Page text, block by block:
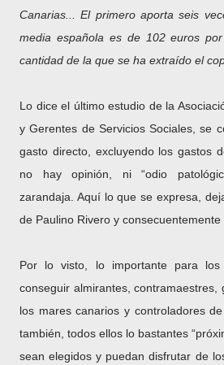
Canarias... El primero aporta seis
media española es de 102 euros
cantidad de la que se ha extraído el
Lo dice el último estudio de la
y Gerentes de Servicios Sociales, se
gasto directo, excluyendo los gastos
no hay opinión, ni “odio
zarandaja. Aquí lo que se expresa,
de Paulino Rivero y consecuentemente
Por lo visto, lo importante para los
conseguir almirantes, contramaestres,
los mares canarios y controladores
también, todos ellos lo bastantes
sean elegidos y puedan disfrutar de